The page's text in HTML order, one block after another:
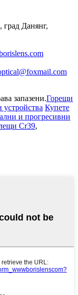
Данянг,
запазени.Горещи
Купете
и прогресивни
Cr39,